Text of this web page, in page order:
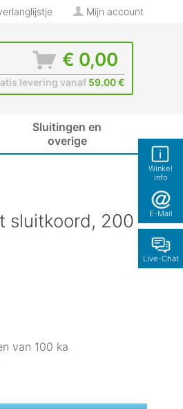
Winkel
info
E-Mail
Live-Chat
Mijn account
€ 0,00
levering vanaf 59.00 €
Sluitingen en
overige
sluitkoord, 200
van 100 ka